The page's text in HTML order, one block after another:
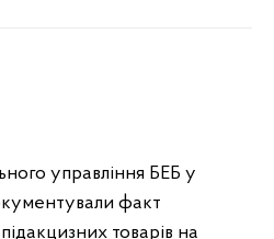
управління БЕБ у
факт
товарів на